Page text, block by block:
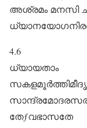
അശ്രമം മനസി
4.6
ധ്യായതാം
തേƒവഭാസതേ